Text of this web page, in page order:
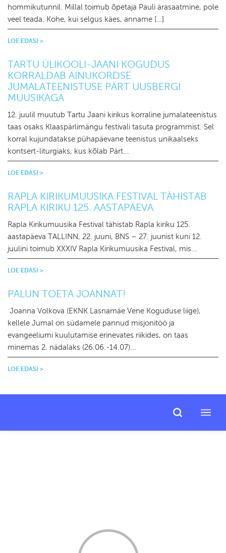
hommikutunnil. Millal toimub õpetaja Pauli ärasaatmine, pole
veel teada. Kohe, kui selgus käes, anname […]
LOE EDASI
TARTU ÜLIKOOLI-JAANI KOGUDUS
KORRALDAB AINUKORDSE
JUMALATEENISTUSE PÄRT UUSBERGI
MUUSIKAGA
12. juulil muutub Tartu Jaani kirikus korraline jumalateenistus
taas osaks Klaaspärlimängu festivali tasuta programmist. Sel
korral kujundatakse pühapäevane teenistus unikaalseks
kontsert-liturgiaks, kus kõlab Pärt...
LOE EDASI
RAPLA KIRIKUMUUSIKA FESTIVAL TÄHISTAB
RAPLA KIRIKU 125. AASTAPÄEVA
Rapla Kirikumuusika Festival tähistab Rapla kiriku 125.
aastapäeva TALLINN, 22. juuni, BNS – 27. juunist kuni 12.
juulini toimub XXXIV Rapla Kirikumuusika Festival, mis...
LOE EDASI
PALUN TOETA JOANNAT!
Joanna Volkova (EKNK Lasnamäe Vene Koguduse liige),
kellele Jumal on südamele pannud misjonitöö ja
evangeeliumi kuulutamise erinevates riikides, on taas
minemas 2. nädalaks (26.06.-14.07)...
LOE EDASI